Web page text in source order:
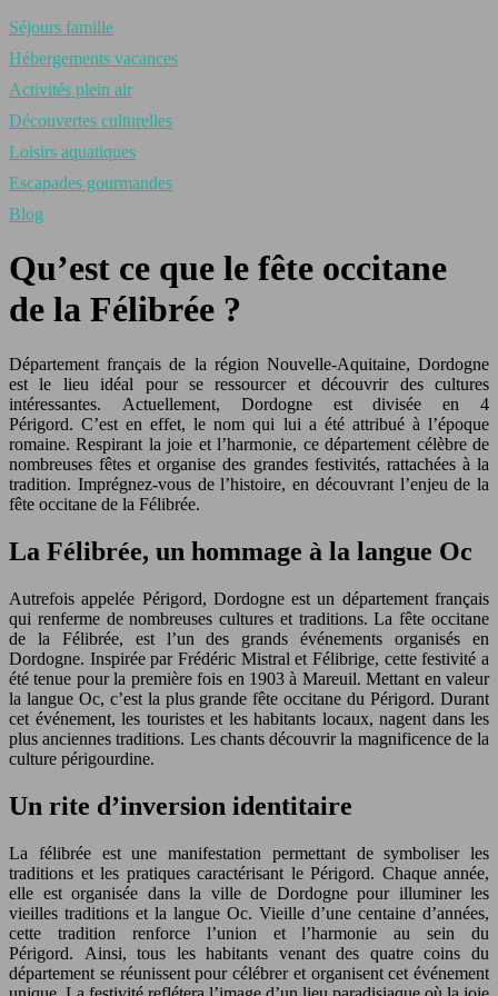
Séjours famille
Hébergements vacances
Activités plein air
Découvertes culturelles
Loisirs aquatiques
Escapades gourmandes
Blog
Qu’est ce que le fête occitane
de la Félibrée ?
Département français de la région Nouvelle-Aquitaine, Dordogne
est le lieu idéal pour se ressourcer et découvrir des cultures
intéressantes. Actuellement, Dordogne est divisée en 4
Périgord. C’est en effet, le nom qui lui a été attribué à l’époque
romaine. Respirant la joie et l’harmonie, ce département célèbre de
nombreuses fêtes et organise des grandes festivités, rattachées à la
tradition. Imprégnez-vous de l’histoire, en découvrant l’enjeu de la
fête occitane de la Félibrée.
La Félibrée, un hommage à la langue Oc
Autrefois appelée Périgord, Dordogne est un département français
qui renferme de nombreuses cultures et traditions. La fête occitane
de la Félibrée, est l’un des grands événements organisés en
Dordogne. Inspirée par Frédéric Mistral et Félibrige, cette festivité a
été tenue pour la première fois en 1903 à Mareuil. Mettant en valeur
la langue Oc, c’est la plus grande fête occitane du Périgord. Durant
cet événement, les touristes et les habitants locaux, nagent dans les
plus anciennes traditions. Les chants découvrir la magnificence de la
culture périgourdine.
Un rite d’inversion identitaire
La félibrée est une manifestation permettant de symboliser les
traditions et les pratiques caractérisant le Périgord. Chaque année,
elle est organisée dans la ville de Dordogne pour illuminer les
vieilles traditions et la langue Oc. Vieille d’une centaine d’années,
cette tradition renforce l’union et l’harmonie au sein du
Périgord. Ainsi, tous les habitants venant des quatre coins du
département se réunissent pour célébrer et organisent cet événement